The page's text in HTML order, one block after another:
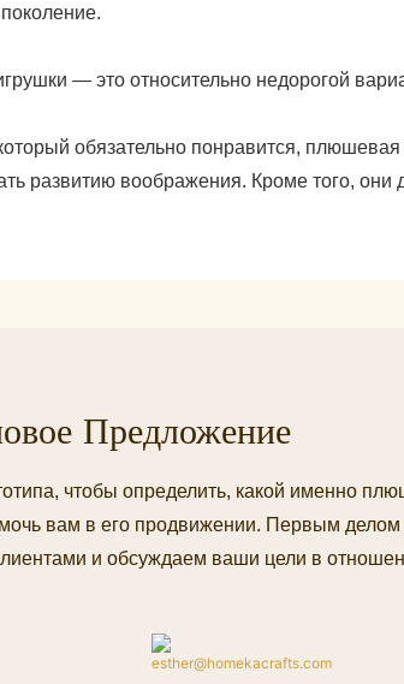
— это относительно недорогой
обязательно понравится,
развитию воображения. Кроме того,
Предложение
чтобы определить, какой именно
вам в его продвижении. Первым
и обсуждаем ваши цели в